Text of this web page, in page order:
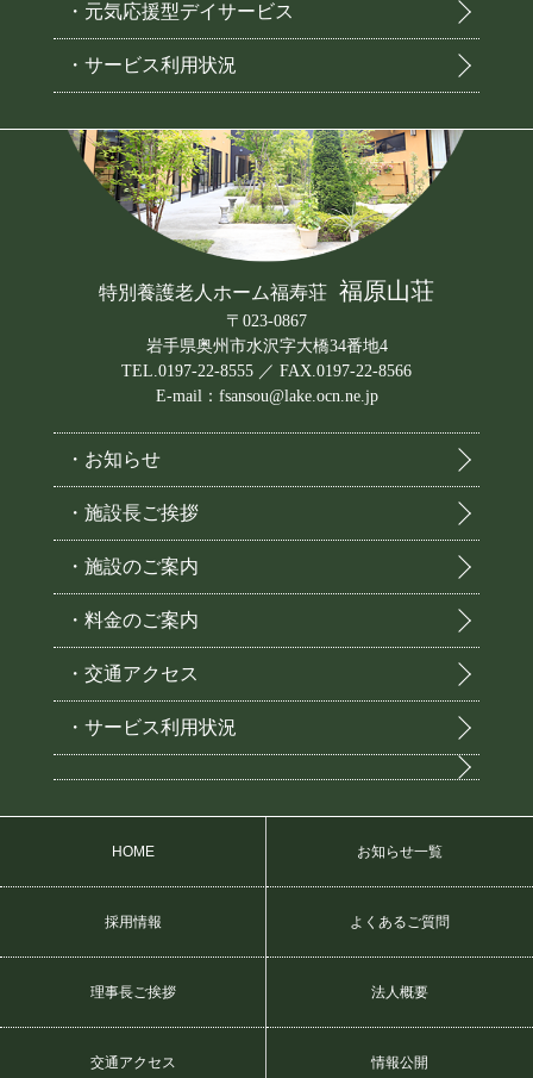
・元気応援型デイサービス
・サービス利用状況
特別養護老人ホーム福寿荘 福原山荘
〒023-0867
岩手県奥州市水沢字大橋34番地4
TEL.0197-22-8555 ／ FAX.0197-22-8566
E-mail：fsansou@lake.ocn.ne.jp
・お知らせ
・施設長ご挨拶
・施設のご案内
・料金のご案内
・交通アクセス
・サービス利用状況
HOME お知らせ一覧
採用情報 よくあるご質問
理事長ご挨拶 法人概要
交通アクセス 情報公開